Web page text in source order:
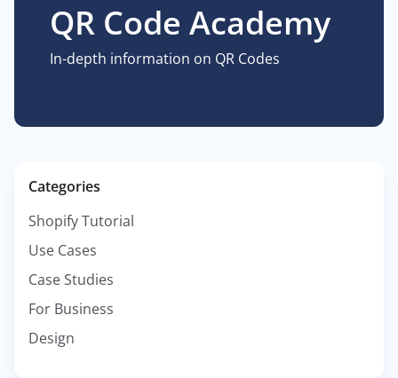
QR Code Academy
In-depth information on QR Codes
Categories
Shopify Tutorial
Use Cases
Case Studies
For Business
Design